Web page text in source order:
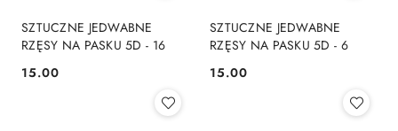
SZTUCZNE JEDWABNE
RZĘSY NA PASKU 5D - 16
Cena:
15.00
SZTUCZNE JEDWABNE
RZĘSY NA PASKU 5D - 6
Cena:
15.00